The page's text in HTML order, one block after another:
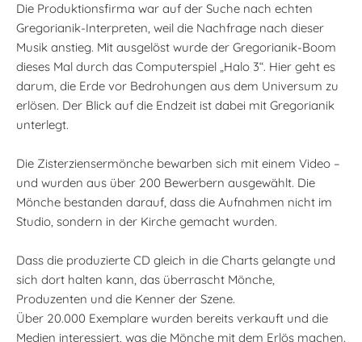
Die Produktionsfirma war auf der Suche nach echten
Gregorianik-Interpreten, weil die Nachfrage nach dieser
Musik anstieg. Mit ausgelöst wurde der Gregorianik-Boom
dieses Mal durch das Computerspiel „Halo 3“. Hier geht es
darum, die Erde vor Bedrohungen aus dem Universum zu
erlösen. Der Blick auf die Endzeit ist dabei mit Gregorianik
unterlegt.
Die Zisterziensermönche bewarben sich mit einem Video –
und wurden aus über 200 Bewerbern ausgewählt. Die
Mönche bestanden darauf, dass die Aufnahmen nicht im
Studio, sondern in der Kirche gemacht wurden.
Dass die produzierte CD gleich in die Charts gelangte und
sich dort halten kann, das überrascht Mönche,
Produzenten und die Kenner der Szene.
Über 20.000 Exemplare wurden bereits verkauft und die
Medien interessiert, was die Mönche mit dem Erlös machen.